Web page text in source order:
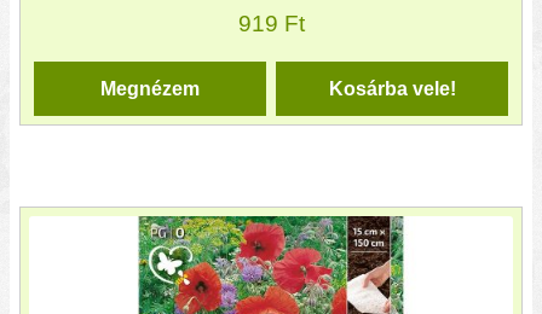
919 Ft
Kosárba vele!
Megnézem